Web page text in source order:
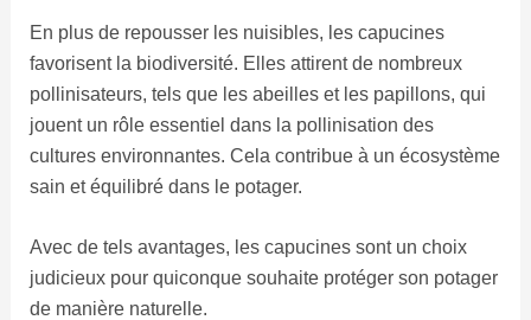
En plus de repousser les nuisibles, les capucines
favorisent la biodiversité. Elles attirent de nombreux
pollinisateurs, tels que les abeilles et les papillons, qui
jouent un rôle essentiel dans la pollinisation des
cultures environnantes. Cela contribue à un écosystème
sain et équilibré dans le potager.
Avec de tels avantages, les capucines sont un choix
judicieux pour quiconque souhaite protéger son potager
de manière naturelle.